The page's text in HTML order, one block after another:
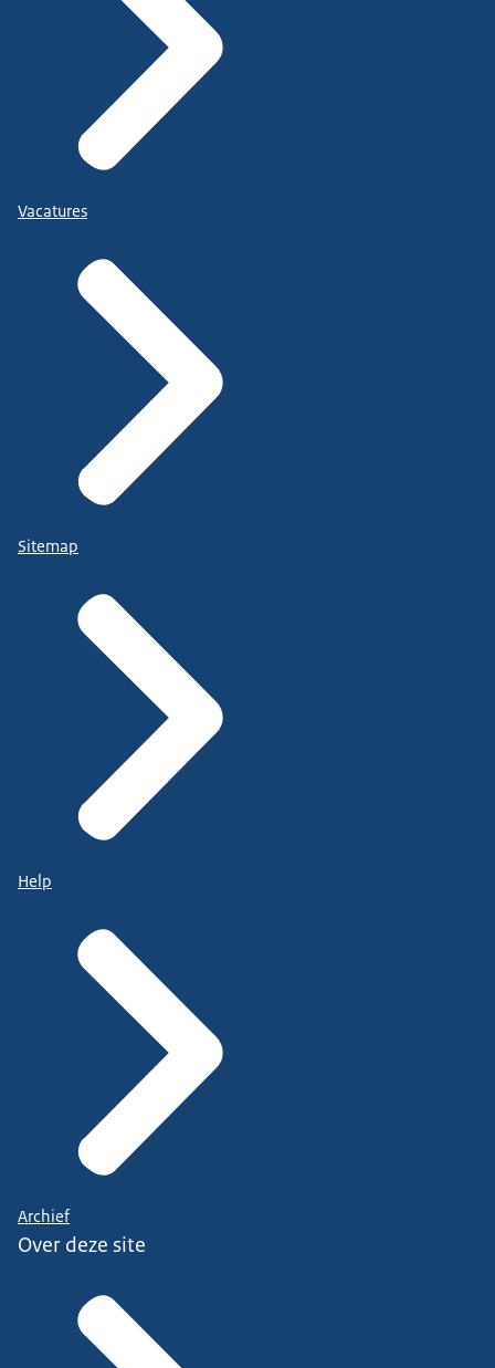
Vacatures
Sitemap
Help
Archief
Over deze site